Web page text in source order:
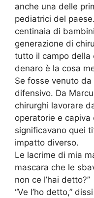
anche una delle
pediatrici del
centinaia di
generazione di
tutto il campo della
denaro è la cosa
Se fosse venuto
difensivo. Da
chirurghi lavorare
operatorie e
significavano quei
impatto diverso.
Le lacrime di mia
mascara che le
non ce l’hai detto?”
“Ve l’ho detto,”